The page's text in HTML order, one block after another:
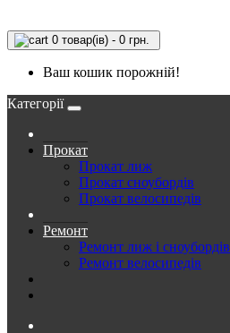
0 товар(ів) - 0 грн.
Ваш кошик порожній!
Категорії
Прокат
Прокат лиж
Прокат сноубордів
Прокат велосипедів
Ремонт
Ремонт лиж і сноубордів
Ремонт велосипедів